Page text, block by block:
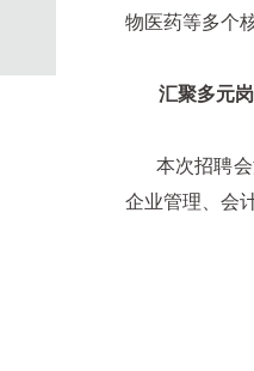
物医药等多个
汇聚多元岗
本次招聘会
企业管理、会